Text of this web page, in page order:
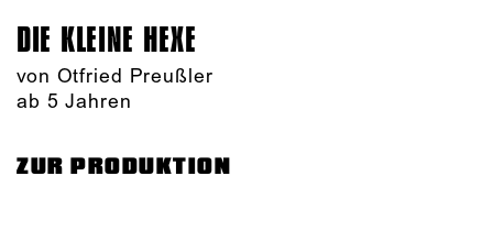
DIE KLEINE HEXE
von Otfried Preußler
ab 5 Jahren
ZUR PRODUKTION